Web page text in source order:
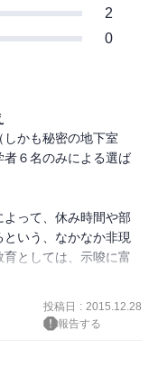
2
0
かも秘密の地下室
６名のみによる選ば
って、休み時間や部
いう、なかなか非現
としては、示唆に富
OBがどんな社会人に
投稿日 : 2015.12.28
報告する